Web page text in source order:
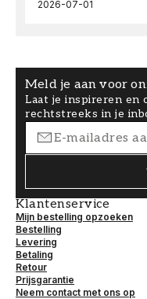
2026-07-01
Meld je aan voor
Laat je inspireren en
rechtstreeks in je
Klantenservice
Mijn bestelling opzoeken
Bestelling
Levering
Betaling
Retour
Prijsgarantie
Neem contact met ons op